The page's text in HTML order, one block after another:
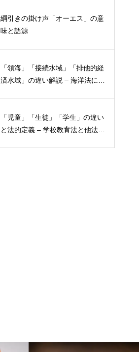
綱引きの掛け声「オーエス」の意
味と語源
「領海」「接続水域」「排他的経
済水域」の違い解説 – 海洋法にお
「児童」「生徒」「学生」の違い
と法的定義 – 学校教育法と他法律